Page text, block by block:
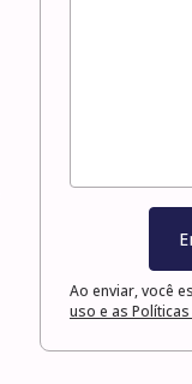
Ao enviar, você
uso e as